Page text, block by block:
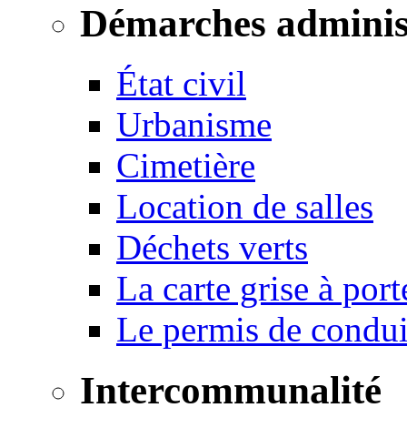
Démarches
État civil
Urbanisme
Cimetière
Location de salles
Déchets verts
La carte grise à
Le permis de
Intercommunalité